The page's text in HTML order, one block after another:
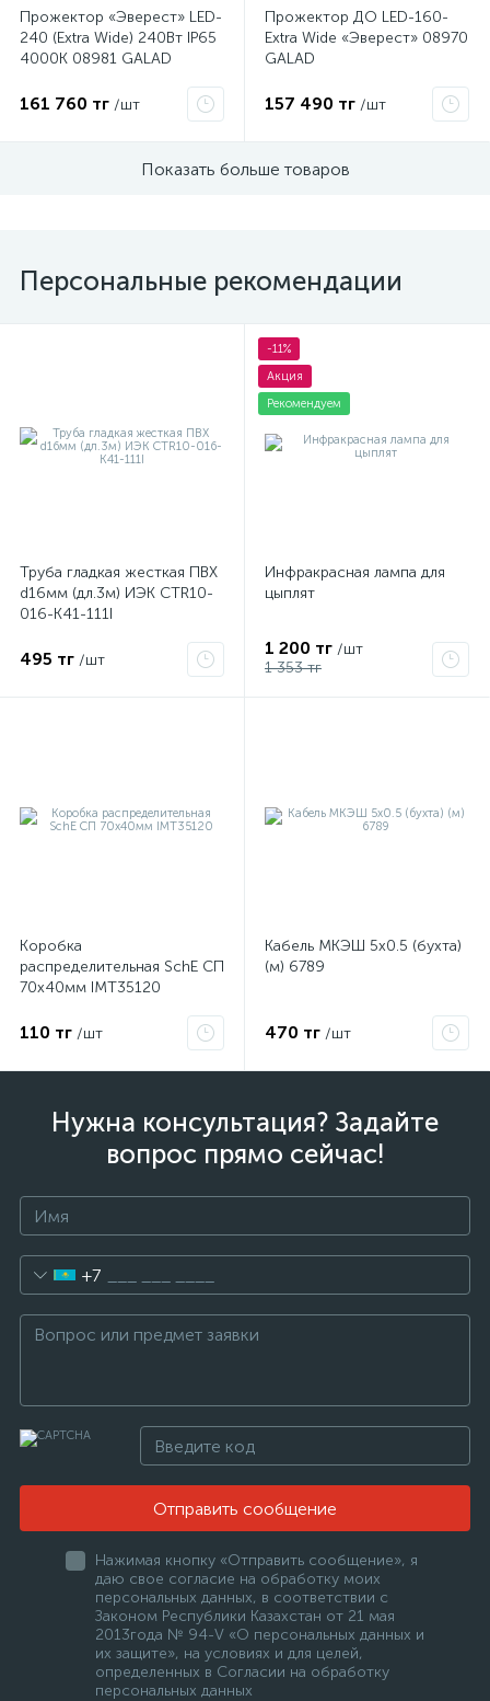
Прожектор «Эверест» LED-
240 (Extra Wide) 240Вт IP65
4000К 08981 GALAD
161 760 тг /шт
Прожектор ДО LED-160-
Extra Wide «Эверест» 08970
GALAD
157 490 тг /шт
Показать больше товаров
Персональные рекомендации
Труба гладкая жесткая ПВХ
d16мм (дл.3м) ИЭК CTR10-
016-K41-111I
495 тг /шт
-11%
Акция
Рекомендуем
Инфракрасная лампа для
цыплят
1 200 тг /шт
1 353 тг
Коробка
распределительная SchE СП
70х40мм IMT35120
110 тг /шт
Кабель МКЭШ 5х0.5 (бухта)
(м) 6789
470 тг /шт
Нужна консультация? Задайте
вопрос прямо сейчас!
+7
Отправить сообщение
Нажимая кнопку «Отправить сообщение», я
даю свое согласие на обработку моих
персональных данных, в соответствии с
Законом Республики Казахстан от 21 мая
2013года № 94-V «О персональных данных и
их защите», на условиях и для целей,
определенных в Согласии на обработку
персональных данных